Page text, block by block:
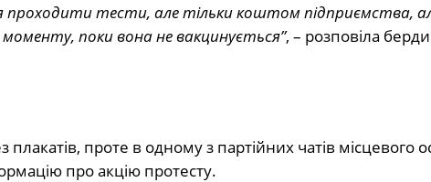
проходити тести, але тільки коштом підприємства, але
поки вона не вакцинується”, – розповіла
проте в одному з партійних чатів місцевого
про акцію протесту.